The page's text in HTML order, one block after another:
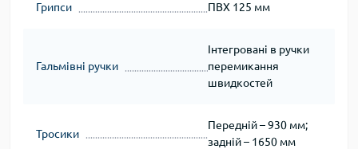
Грипси ПВХ 125 мм
Гальмівні ручки
Інтегровані в ручки
перемикання
швидкостей
Тросики
Передній – 930 мм;
задній – 1650 мм